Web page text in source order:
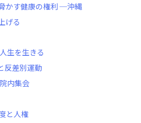
かす健康の権利 ─沖縄
げる
生を生きる
反差別運動
内集会
と人権